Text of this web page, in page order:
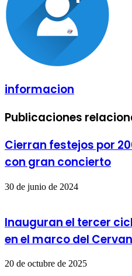
informacion
Publicaciones
Cierran festejos por
con gran concierto
30 de junio de 2024
Inauguran el tercer
en el marco del
20 de octubre de 2025